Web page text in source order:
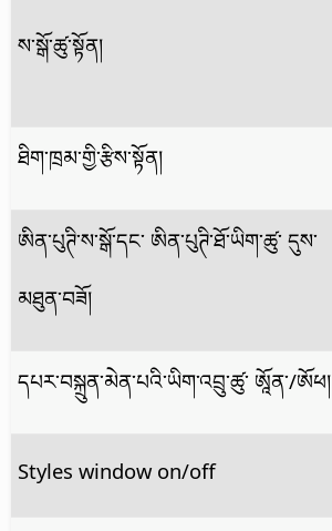
ས་སྒོ་ཚུ་སྟོན།
ཐིག་ཁྲམ་གྱི་རྩིས་སྟོན།
ཨིན་པུཊི་ས་སྒོ་དང་ ཨིན་པུཊི་ཐོ་ཡིག་ཚུ་ དུས་
མཐུན་བཟོ།
དཔར་བསྐྲུན་མེན་པའི་ཡིག་འབྲུ་ཚུ་ ཨཱོན་/ཨོཕ།
Styles window on/off